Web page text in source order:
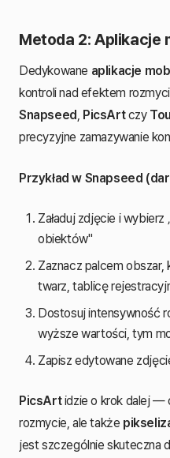
Metoda 2: Aplikacje
Dedykowane aplikacje
kontroli nad efektem
Snapseed, PicsArtczy
precyzyjne zamazywanie
Przykład w Snapseed
Załaduj zdjęcie i
obiektów"
Zaznacz palcem
twarz, tablicę
Dostosuj intensywność
wyższe wartości, tym
Zapisz edytowane
PicsArtidzie o krok dalej —
rozmycie, ale także
jest szczególnie skuteczna